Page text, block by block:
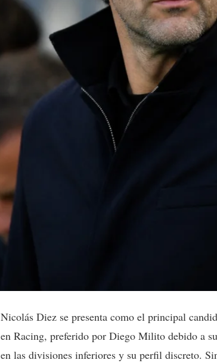
Nicolás Diez se presenta como el principal
en Racing, preferido por Diego Milito debido a
en las divisiones inferiores y su perfil discreto.